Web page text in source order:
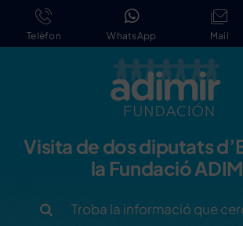
content
Telèfon WhatsApp Mail
Visita de dos diputats
la Fundació
for: